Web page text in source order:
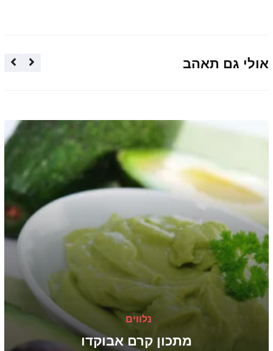
אולי גם תאהב
נלווים
מתכון קרם אבוקדו